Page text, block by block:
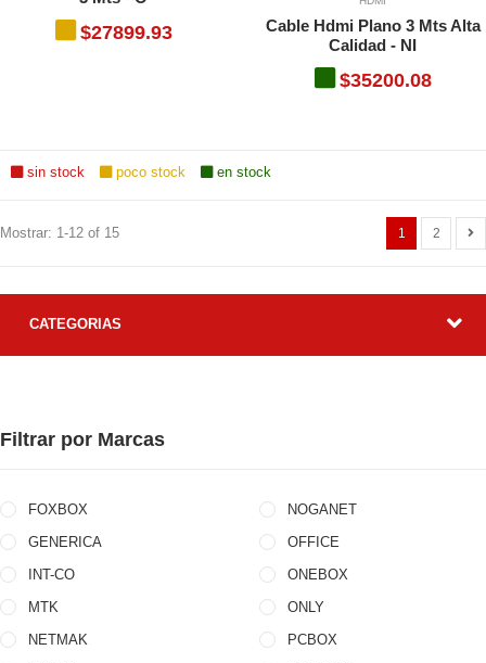
$27899.93
Cable Hdmi Plano 3 Mts Alta
Calidad - NI
$35200.08
sin stock poco stock en stock
Mostrar: 1-12 of 15 1 2
CATEGORIAS
Filtrar por Marcas
FOXBOX
GENERICA
INT-CO
MTK
NETMAK
NOGANET
OFFICE
ONEBOX
ONLY
PCBOX